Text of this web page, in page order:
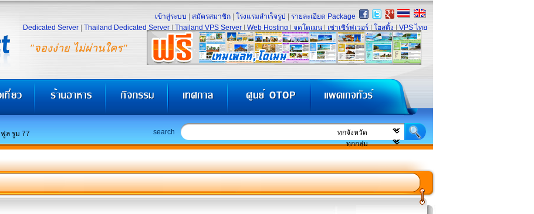
"จองง่าย ไม่ผ่านใคร"
เข้าสู่ระบบ สมัครสมาชิก โรงแรมสำเร็จรูป
รายละเอียด Package
Dedicated Server
Thailand Dedicated Server Thailand VPS Server Web Hosting จดโดเมน เช่าเซิร์ฟเวอร์ โฮสติ้ง VPS ไทย
ฟูล รูม 77 search